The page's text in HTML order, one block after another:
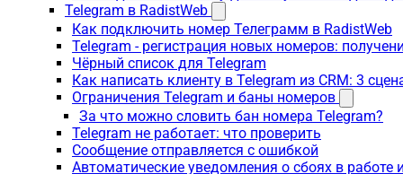
Telegram в RadistWeb
Как подключить номер Телеграмм в RadistWeb
Telegram - регистрация новых номеров:
Чёрный список для Telegram
Как написать клиенту в Telegram из CRM: 3
Ограничения Telegram и баны номеров
За что можно словить бан номера Telegram?
Telegram не работает: что проверить
Сообщение отправляется с ошибкой
Автоматические уведомления о сбоях в работе